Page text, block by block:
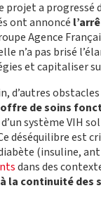
projet a progressé
ont annoncé
Agence
n’a pas brisé
et capitaliser
d’autres
de soins
système VIH
déséquilibre est
(insuline,
dans des
la continuité